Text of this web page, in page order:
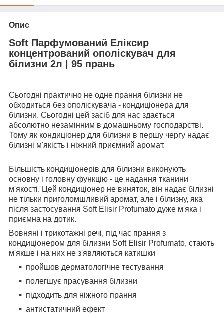
Опис
Soft Парфумований Еліксир
концентрований ополіскувач для
білизни 2л | 95 прань
Сьогодні практично не одне прання білизни не
обходиться без ополіскувача - кондиціонера для
білизни. Сьогодні цей засіб для нас здається
абсолютно незамінним в домашньому господарстві.
Тому як кондиціонер для білизни в першу чергу надає
білизні м'якість і ніжний приємний аромат.
Більшість кондиціонерів для білизни виконують
основну і головну функцію - це надання тканини
м'якості. Цей кондиціонер не виняток, він надає білизні
не тільки приголомшливий аромат, але і білизну, яка
після застосування Soft Elisir Profumato дуже м'яка і
приємна на дотик.
Вовняні і трикотажні речі, під час прання з
кондиціонером для білизни Soft Elisir Profumato, стають
м'якше і на них не з'являються катишки
пройшов дерматологічне тестування
полегшує прасування білизни
підходить для ніжного прання
антистатичний ефект